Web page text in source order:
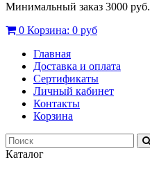
Минимальный заказ 3000 руб.
0 Корзина: 0 руб
Главная
Доставка и оплата
Сертификаты
Личный кабинет
Контакты
Корзина
Каталог